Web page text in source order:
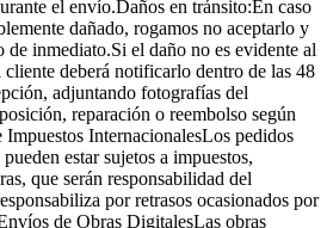
el envío.Daños en tránsito:En caso
dañado, rogamos no aceptarlo y
de inmediato.Si el daño no es evidente al
deberá notificarlo dentro de las 48
adjuntando fotografías del
reparación o reembolso según
Impuestos InternacionalesLos pedidos
estar sujetos a impuestos,
que serán responsabilidad del
por retrasos ocasionados por
de Obras DigitalesLas obras